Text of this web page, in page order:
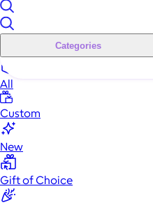
Categories
All
Custom
New
Gift of Choice